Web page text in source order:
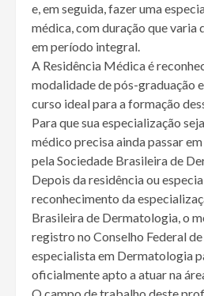
e, em seguida, fazer uma
médica, com duração que varia
em período integral.
A Residência Médica é
modalidade de pós-graduação
curso ideal para a formação
Para que sua especialização
médico precisa ainda passar
pela Sociedade Brasileira de
Depois da residência ou
reconhecimento da
Brasileira de Dermatologia, o
registro no Conselho Federal
especialista em Dermatologia
oficialmente apto a atuar na